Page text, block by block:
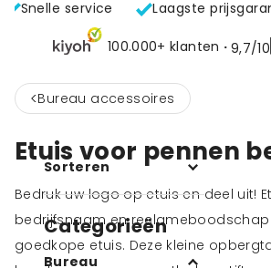
Snelle service Laagste
100.000+ klanten 9,7/10
< Bureau accessoires
Sorteren
Categorieën
Bureau
Etuis voor pennen
Bedruk uw logo op etuis en deel uit!
bedrijfsnaam en
goedkope etuis. Deze kleine